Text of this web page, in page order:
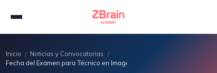
Inicio / Noticias y Convocatorias /
Fecha del Examen para Técnico en Imagen para el Diagnóstico en el